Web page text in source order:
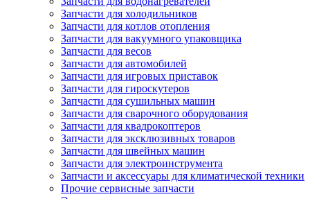
Запчасти для холодильников
Запчасти для котлов отопления
Запчасти для вакуумного упаковщика
Запчасти для весов
Запчасти для автомобилей
Запчасти для игровых приставок
Запчасти для гироскутеров
Запчасти для сушильных машин
Запчасти для сварочного оборудования
Запчасти для квадрокоптеров
Запчасти для эксклюзивных товаров
Запчасти для швейных машин
Запчасти для электроинструмента
Запчасти и аксессуары для климатической техники
Прочие сервисные запчасти